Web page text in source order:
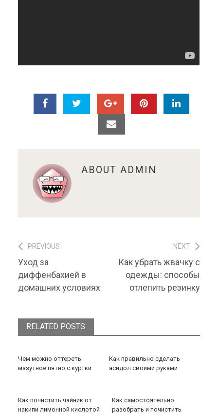
ABOUT ADMIN
Навигация по записям
PREVIOUS
Previous post:
Уход за
диффенбахией в
домашних условиях
NEXT
Next post:
Как убрать жвачку с
одежды: способы
отлепить резинку
RELATED POSTS
Чем можно оттереть
мазутное пятно с куртки
Как правильно сделать
асидол своими руками
Как почистить чайник от
накипи лимонной кислотой
Как самостоятельно
разобрать и почистить